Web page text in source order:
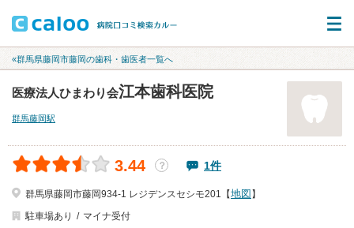
«群馬県藤岡市藤岡の歯科・歯医者一覧へ
医療法人ひまわり会江本歯科医院
群馬藤岡駅
3.44 ？ 1件
群馬県藤岡市藤岡934-1 レジデンスセシモ201【地図 】
駐車場あり
マイナ受付